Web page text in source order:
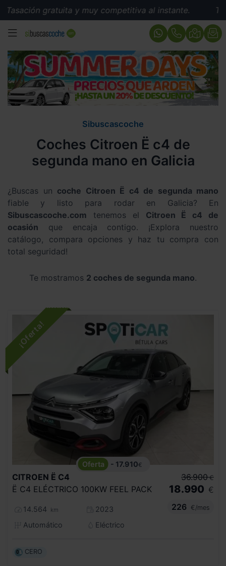
gratuita y muy competitiva al instante.
MENÚ
Sibuscascoche
Coches Citroen Ë c4 de
segunda mano en Galicia
¿Buscas un coche Citroen Ë c4 de segunda mano
fiable y listo para rodar en Galicia? En
Sibuscascoche.com tenemos el Citroen Ë c4 de
ocasión que encaja contigo. ¡Explora nuestro
catálogo, compara opciones y haz tu compra con
total seguridad!
Te mostramos 2 coches de segunda mano.
- 17.910€
CITROEN Ë C4
Ë C4 ELÉCTRICO 100KW FEEL PACK
14.564 km
2023
Automático
Eléctrico
36.900 €
18.990 €
226
€/mes
CERO